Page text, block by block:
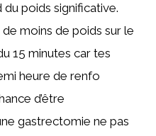
poids significative.
moins de poids sur le
15 minutes car tes
heure de renfo
d’être
gastrectomie ne pas